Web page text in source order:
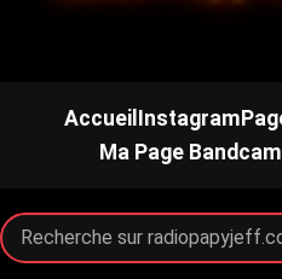
Accueil Instagram
Ma Page